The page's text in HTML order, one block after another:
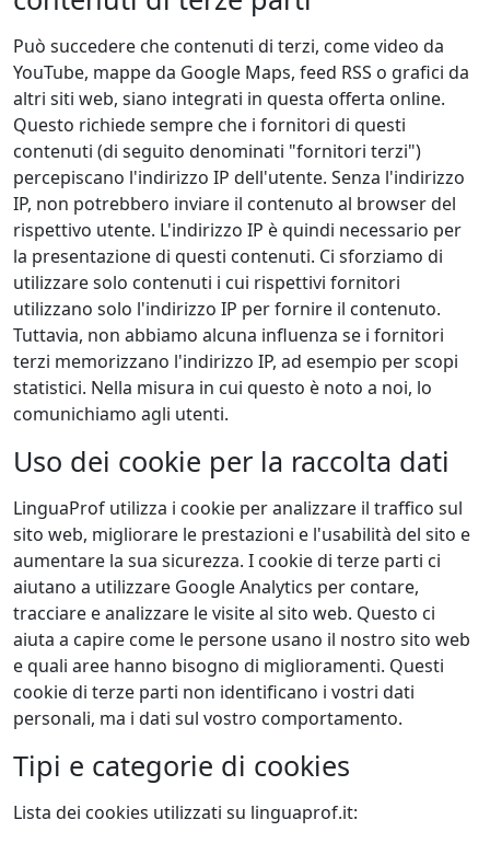
Può succedere che contenuti di terzi, come video da
YouTube, mappe da Google Maps, feed RSS o grafici da
altri siti web, siano integrati in questa offerta online.
Questo richiede sempre che i fornitori di questi
contenuti (di seguito denominati "fornitori terzi")
percepiscano l'indirizzo IP dell'utente. Senza l'indirizzo
IP, non potrebbero inviare il contenuto al browser del
rispettivo utente. L'indirizzo IP è quindi necessario per
la presentazione di questi contenuti. Ci sforziamo di
utilizzare solo contenuti i cui rispettivi fornitori
utilizzano solo l'indirizzo IP per fornire il contenuto.
Tuttavia, non abbiamo alcuna influenza se i fornitori
terzi memorizzano l'indirizzo IP, ad esempio per scopi
statistici. Nella misura in cui questo è noto a noi, lo
comunichiamo agli utenti.
Uso dei cookie per la raccolta dati
LinguaProf utilizza i cookie per analizzare il traffico sul
sito web, migliorare le prestazioni e l'usabilità del sito e
aumentare la sua sicurezza. I cookie di terze parti ci
aiutano a utilizzare Google Analytics per contare,
tracciare e analizzare le visite al sito web. Questo ci
aiuta a capire come le persone usano il nostro sito web
e quali aree hanno bisogno di miglioramenti. Questi
cookie di terze parti non identificano i vostri dati
personali, ma i dati sul vostro comportamento.
Tipi e categorie di cookies
Lista dei cookies utilizzati su linguaprof.it: